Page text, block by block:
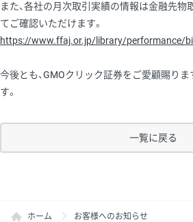
また、各社の月次取引実績の情報は金融先物
てご確認いただけます。
https://www.ffaj.or.jp/library/performance/
今後とも、GMOクリック証券をご愛顧賜り
す。
一覧に戻る
ホーム お客様へのお知らせ